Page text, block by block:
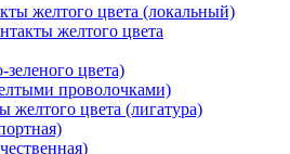
желтого цвета (локальный)
желтого цвета
цвета)
проволочками)
желтого цвета (лигатура)